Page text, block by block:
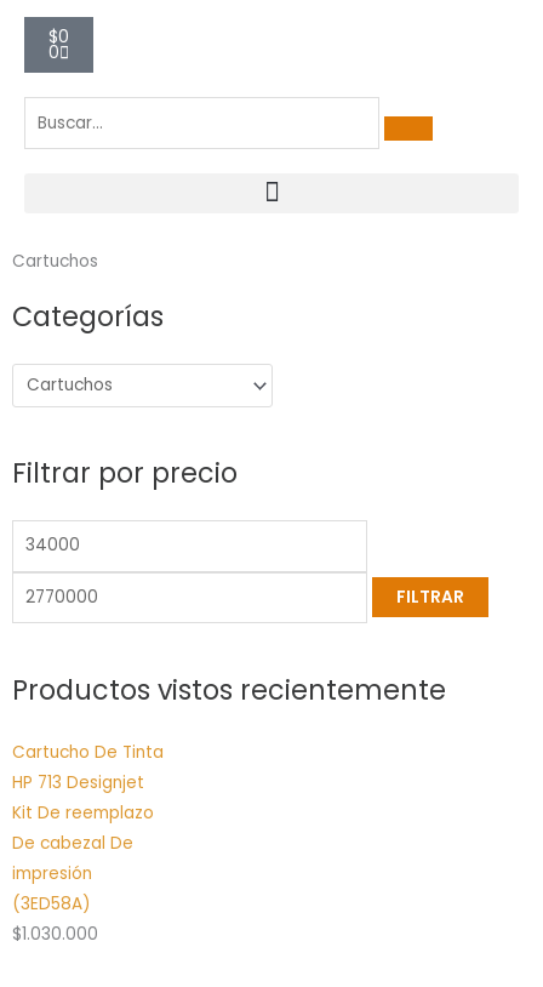
$0
0
Carrito
Cartuchos
Categorías
Filtrar por precio
Precio
FILTRAR
Productos vistos recientemente
Cartucho De Tinta
HP 713 Designjet
Kit De reemplazo
De cabezal De
impresión
(3ED58A)
$1.030.000